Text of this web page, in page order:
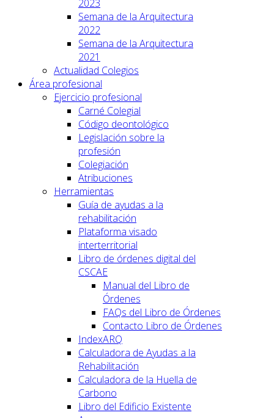
2023
Semana de la Arquitectura
2022
Semana de la Arquitectura
2021
Actualidad Colegios
Área profesional
Ejercicio profesional
Carné Colegial
Código deontológico
Legislación sobre la
profesión
Colegiación
Atribuciones
Herramientas
Guía de ayudas a la
rehabilitación
Plataforma visado
interterritorial
Libro de órdenes digital del
CSCAE
Manual del Libro de
Órdenes
FAQs del Libro de Órdenes
Contacto Libro de Órdenes
IndexARQ
Calculadora de Ayudas a la
Rehabilitación
Calculadora de la Huella de
Carbono
Libro del Edificio Existente